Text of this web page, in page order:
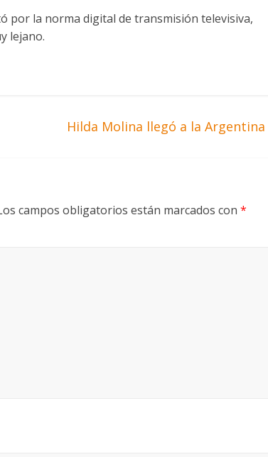
por la norma digital de transmisión televisiva,
lejano.
Hilda Molina llegó a la Argentina
campos obligatorios están marcados con *